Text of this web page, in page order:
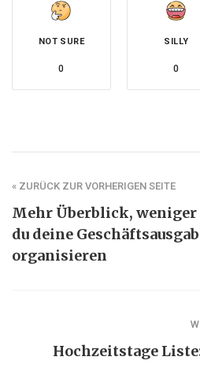
NOT SURE
0
SILLY
0
« ZURÜCK ZUR VORHERIGEN SEITE
Mehr Überblick, weniger
du deine
organisieren
Hochzeitstage